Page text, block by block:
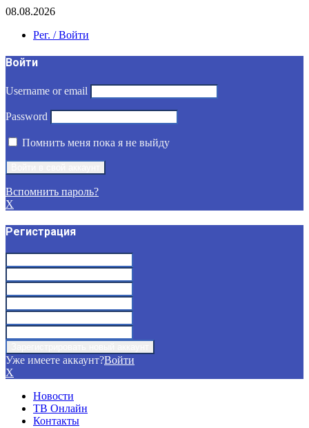
08.08.2026
Рег. / Войти
Войти
Username or email
Password
Помнить меня пока я не выйду
Вспомнить пароль?
X
Регистрация
Уже имеете аккаунт?Войти
X
Новости
ТВ Онлайн
Контакты